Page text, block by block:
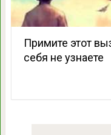
Примите этот
себя не узнаете